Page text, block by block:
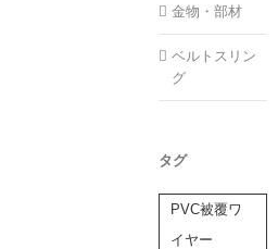
金物・部材
ベルトスリン
グ
タグ
PVC被覆ワ
イヤー